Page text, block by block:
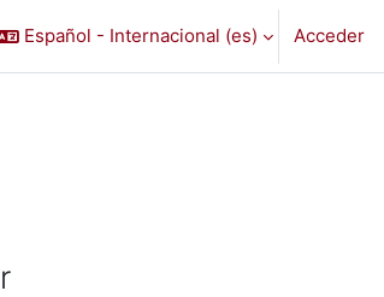
Español - Internacional ‎(es)‎ Acceder